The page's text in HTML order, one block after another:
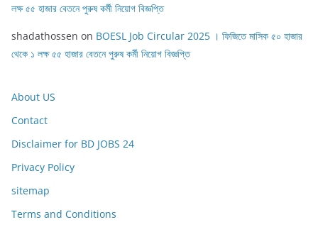
লক্ষ ৫৫ হাজার বেতনে পুরুষ কর্মী নিয়োগ বিজ্ঞপ্তি
shadathossen on BOESL Job Circular 2025 । ফিজিতে মাসিক ৫০ হাজার
থেকে ১ লক্ষ ৫৫ হাজার বেতনে পুরুষ কর্মী নিয়োগ বিজ্ঞপ্তি
About US
Contact
Disclaimer for BD JOBS 24
Privacy Policy
sitemap
Terms and Conditions